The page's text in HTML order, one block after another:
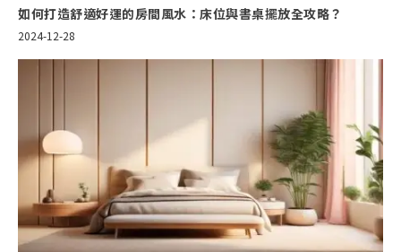
如何打造舒適好運的房間風水：床位與書桌擺放全攻略？
2024-12-28